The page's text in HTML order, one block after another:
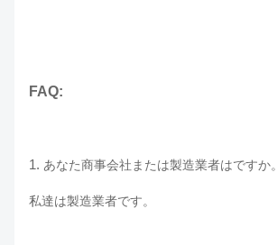
FAQ:
1. あなた商事会社または製造業者はですか。
私達は製造業者です。